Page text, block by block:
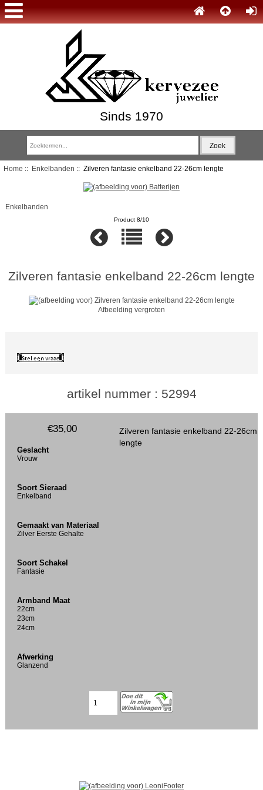
Sinds 1970
Home :: Enkelbanden :: Zilveren fantasie enkelband 22-26cm lengte
Enkelbanden
Product 8/10
Zilveren fantasie enkelband 22-26cm lengte
Afbeelding vergroten
artikel nummer : 52994
Zilveren fantasie enkelband 22-26cm
lengte
€35,00
Geslacht
Vrouw
Soort Sieraad
Enkelband
Gemaakt van Materiaal
Zilver Eerste Gehalte
Soort Schakel
Fantasie
Armband Maat
22cm
23cm
24cm
Afwerking
Glanzend